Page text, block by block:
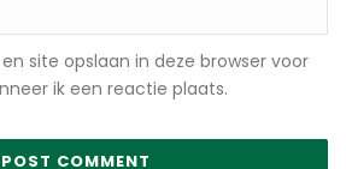
site opslaan in deze browser voor
ik een reactie plaats.